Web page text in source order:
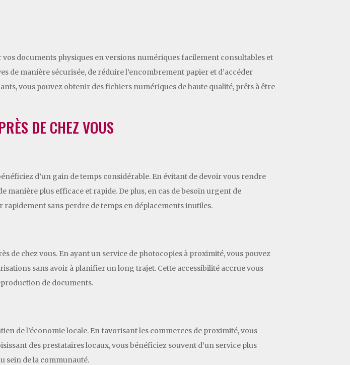
documents physiques en versions numériques facilement consultables et
de manière sécurisée, de réduire l’encombrement papier et d’accéder
vous pouvez obtenir des fichiers numériques de haute qualité, prêts à être
DE CHEZ VOUS
d’un gain de temps considérable. En évitant de devoir vous rendre
plus efficace et rapide. De plus, en cas de besoin urgent de
sans perdre de temps en déplacements inutiles.
de chez vous. En ayant un service de photocopies à proximité, vous pouvez
sans avoir à planifier un long trajet. Cette accessibilité accrue vous
de documents.
de l’économie locale. En favorisant les commerces de proximité, vous
des prestataires locaux, vous bénéficiez souvent d’un service plus
sein de la communauté.